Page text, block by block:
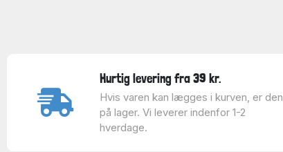
Hurtig levering fra 39 kr.
Hvis varen kan lægges i kurven, er den
på lager. Vi leverer indenfor 1-2
hverdage.